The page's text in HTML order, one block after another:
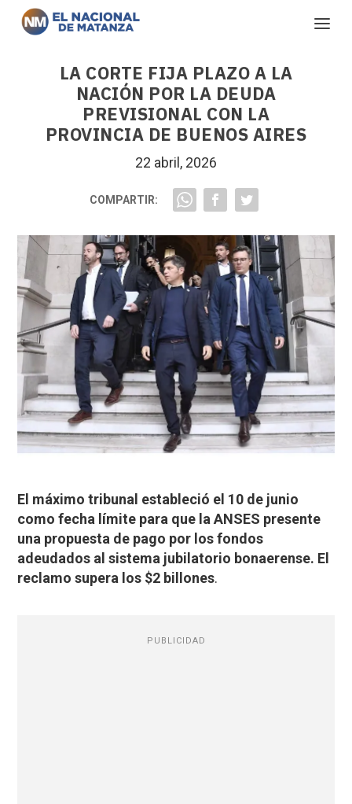
LA CORTE FIJA PLAZO A LA
NACIÓN POR LA DEUDA
PREVISIONAL CON LA
PROVINCIA DE BUENOS AIRES
22 abril, 2026
COMPARTIR:
El máximo tribunal estableció el 10 de junio
como fecha límite para que la ANSES presente
una propuesta de pago por los fondos
adeudados al sistema jubilatorio bonaerense. El
reclamo supera los $2 billones.
PUBLICIDAD